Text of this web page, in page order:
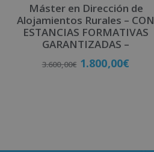
Máster en Dirección de
Alojamientos Rurales – CON
ESTANCIAS FORMATIVAS
GARANTIZADAS –
3.600,00€ 1.800,00€